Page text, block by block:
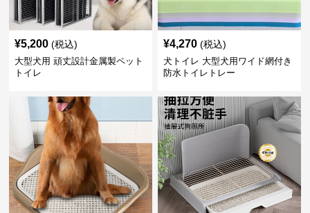
¥5,200 (税込)
大型犬用 頑丈設計金属製ペット
トイレ
¥4,270 (税込)
犬トイレ 大型犬用ワイド網付き
防水トイレトレー